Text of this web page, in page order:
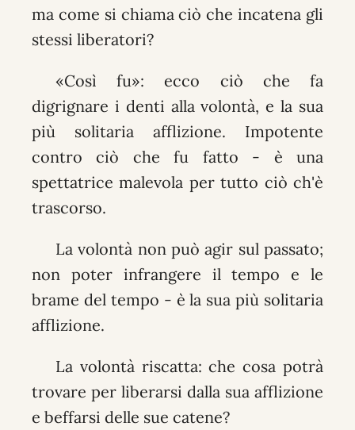
ma come si chiama ciò che incatena gli
stessi liberatori?
«Così fu»: ecco ciò che fa
digrignare i denti alla volontà, e la sua
più solitaria afflizione. Impotente
contro ciò che fu fatto - è una
spettatrice malevola per tutto ciò ch'è
trascorso.
La volontà non può agir sul passato;
non poter infrangere il tempo e le
brame del tempo - è la sua più solitaria
afflizione.
La volontà riscatta: che cosa potrà
trovare per liberarsi dalla sua afflizione
e beffarsi delle sue catene?